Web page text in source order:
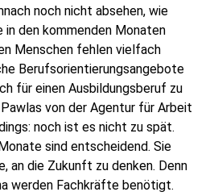
noch nicht absehen, wie
den kommenden Monaten
Menschen fehlen vielfach
Berufsorientierungsangebote
für einen Ausbildungsberuf zu
von der Agentur für Arbeit
noch ist es nicht zu spät.
sind entscheidend. Sie
an die Zukunft zu denken. Denn
werden Fachkräfte benötigt.